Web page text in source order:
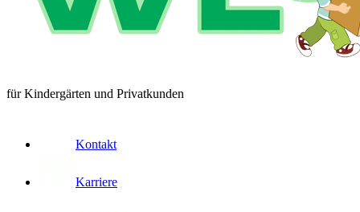
für Kindergärten und Privatkunden
Kontakt
Karriere